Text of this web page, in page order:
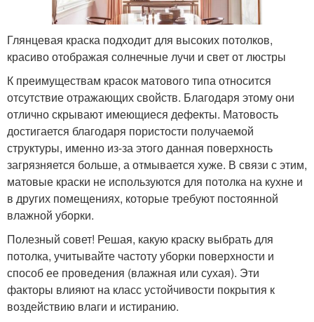
Глянцевая краска подходит для высоких потолков,
красиво отображая солнечные лучи и свет от люстры
К преимуществам красок матового типа относится
отсутствие отражающих свойств. Благодаря этому они
отлично скрывают имеющиеся дефекты. Матовость
достигается благодаря пористости получаемой
структуры, именно из-за этого данная поверхность
загрязняется больше, а отмывается хуже. В связи с этим,
матовые краски не используются для потолка на кухне и
в других помещениях, которые требуют постоянной
влажной уборки.
Полезный совет! Решая, какую краску выбрать для
потолка, учитывайте частоту уборки поверхности и
способ ее проведения (влажная или сухая). Эти
факторы влияют на класс устойчивости покрытия к
воздействию влаги и истиранию.